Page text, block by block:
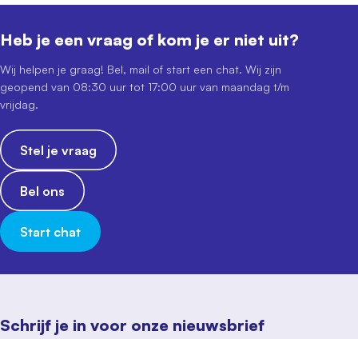
Schrijf je in voor onze nieuwsbrief
Heb je een vraag of kom je er niet uit?
Wij helpen je graag! Bel, mail of start een chat. Wij zijn
geopend van 08:30 uur tot 17:00 uur van maandag t/m
vrijdag.
Stel je vraag
Bel ons
Start chat